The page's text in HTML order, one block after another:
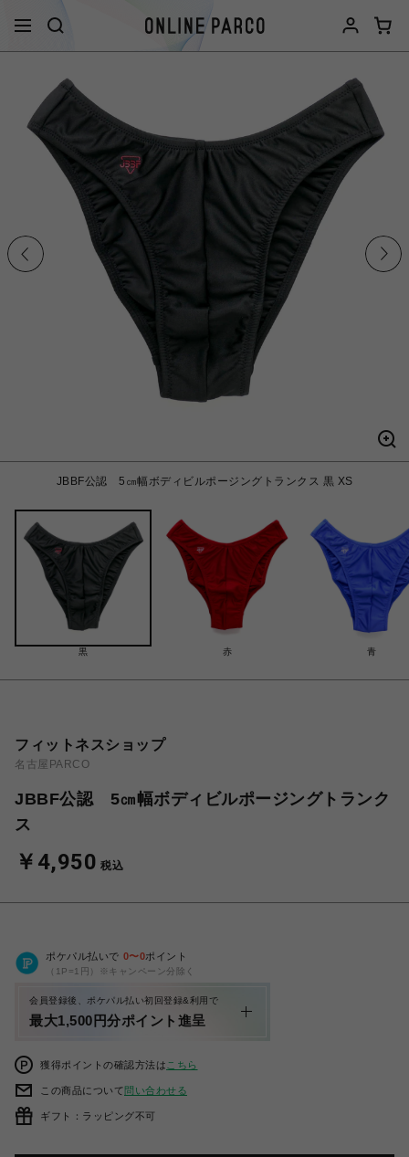
JBBF公認 5㎝幅ボディビルポージングトランクス 黒 XS
黒 赤 青
フィットネスショップ
名古屋PARCO
JBBF公認 5㎝幅ボディビルポージングトランク
ス
￥4,950 税込
ポケパル払いで 0〜0ポイント
（1P=1円）※キャンペーン分除く
会員登録後、ポケパル払い初回登録&利用で
最大1,500円分ポイント進呈
獲得ポイントの確認方法は こちら
この商品について問い合わせる
ギフト：ラッピング不可